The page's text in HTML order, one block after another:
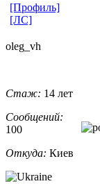
[Профиль]
[ЛС]
oleg_vh
Стаж: 14 лет
Сообщений:
100
Откуда: Киев